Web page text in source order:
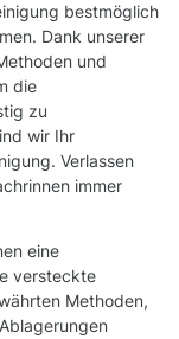
bestmöglich
Dank unserer
und
die
zu
wir Ihr
Verlassen
immer
eine
versteckte
Methoden,